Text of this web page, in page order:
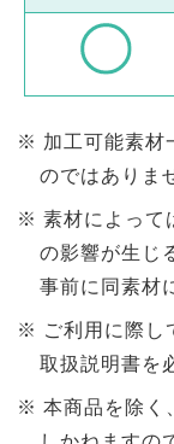
加工可能素材
のではありま
素材によって
の影響が生じ
事前に同素材
ご利用に際し
取扱説明書を
本商品を除く